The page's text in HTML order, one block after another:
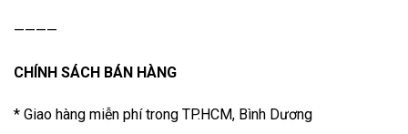
————
CHÍNH SÁCH BÁN HÀNG
* Giao hàng miễn phí trong TP.HCM, Bình Dương